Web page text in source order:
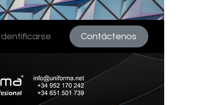
Contáctenos